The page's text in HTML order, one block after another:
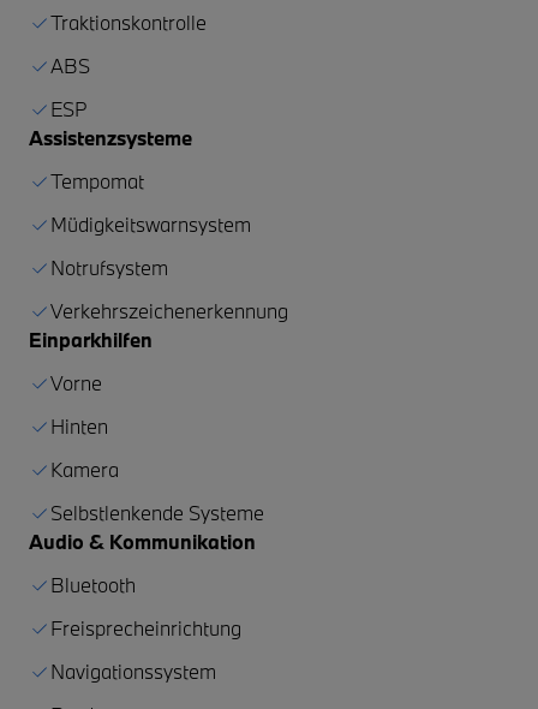
Traktionskontrolle
ABS
ESP
Assistenzsysteme
Tempomat
Müdigkeitswarnsystem
Notrufsystem
Verkehrszeichenerkennung
Einparkhilfen
Vorne
Hinten
Kamera
Selbstlenkende Systeme
Audio & Kommunikation
Bluetooth
Freisprecheinrichtung
Navigationssystem